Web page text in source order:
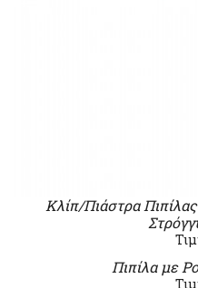
Κλίπ/Πιάστρα
Πιπίλα με